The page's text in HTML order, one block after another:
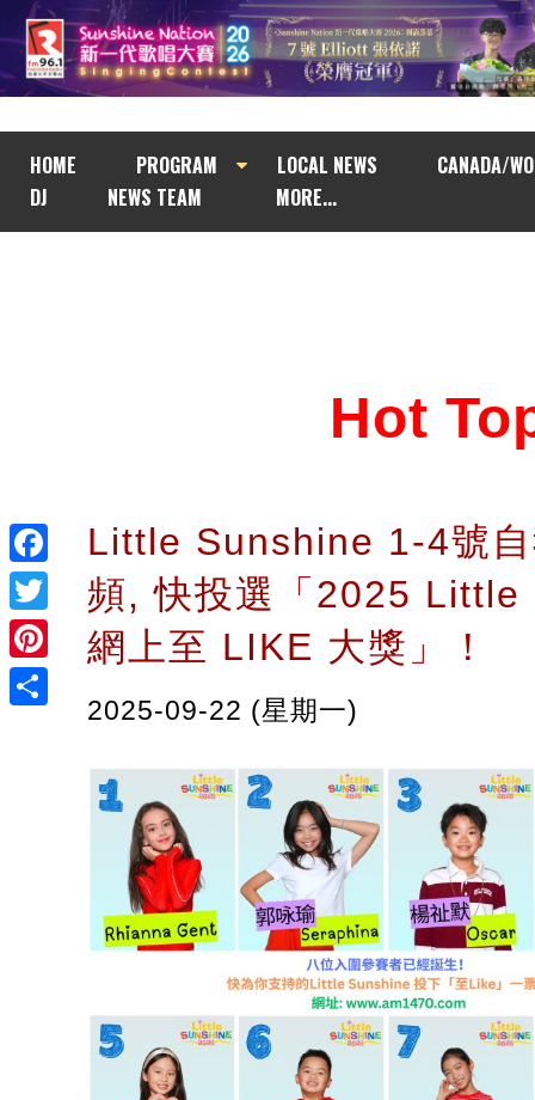
HOME PROGRAM LOCAL NEWS
CANADA/
DJ
NEWS TEAM MORE...
Facebook
Twitter
Pinterest
Hot
Little Sunshine 1-4號
頻, 快投選「2025 Little
網上至 LIKE 大獎」！
2025-09-22 (星期一)